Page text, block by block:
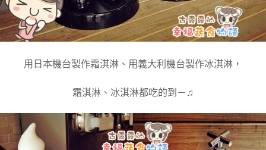
用日本機台製作霜淇淋、用義大利機台製作冰淇淋，
霜淇淋、冰淇淋都吃的到－♫